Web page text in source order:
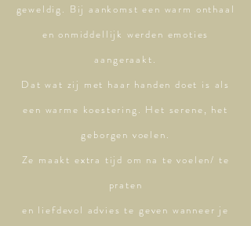
geweldig. Bij aankomst een warm onthaal
en onmiddellijk werden emoties
aangeraakt.
Dat wat zij met haar handen doet is als
een warme koestering. Het serene, het
geborgen voelen.
Ze maakt extra tijd om na te voelen/ te
praten
en liefdevol advies te geven wanneer je